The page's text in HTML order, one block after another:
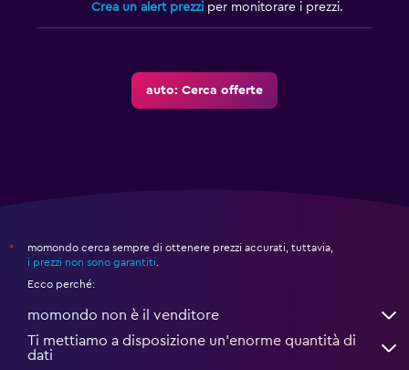
Crea un alert prezzi per monitorare i prezzi.
auto: Cerca offerte
*
momondo cerca sempre di ottenere prezzi accurati, tuttavia,
i prezzi non sono garantiti.
Ecco perché:
momondo non è il venditore
Ti mettiamo a disposizione un’enorme quantità di
dati